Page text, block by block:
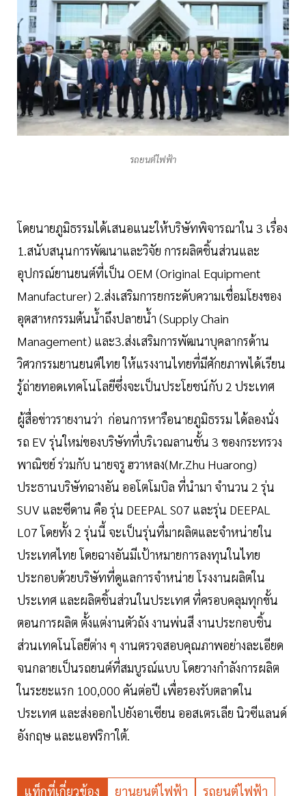
รถยนต์ไฟฟ้า
โดยนายภูมิธรรมได้เสนอแนะให้บริษัทพิจารณาใน 3 เรื่อง
1.สนับสนุนการพัฒนาและวิจัย การผลิตชิ้นส่วนและ
อุปกรณ์ยานยนต์ที่เป็น OEM (Original Equipment
Manufacturer) 2.ส่งเสริมการยกระดับความเชื่อมโยงของ
อุตสาหกรรมต้นน้ำถึงปลายน้ำ (Supply Chain
Management) และ3.ส่งเสริมการพัฒนาบุคลากรด้าน
วิศวกรรมยานยนต์ไทย ให้แรงงานไทยที่มีศักยภาพได้เรียน
รู้ถ่ายทอดเทคโนโลยีซึ่งจะเป็นประโยชน์กับ 2 ประเทศ
ผู้สื่อข่าวรายงานว่า ก่อนการหารือนายภูมิธรรม ได้ลองนั่ง
รถ EV รุ่นใหม่ของบริษัทที่บริเวณลานชั้น 3 ของกระทรวง
พาณิชย์ ร่วมกับ นายจรู ฮวาหลง(Mr.Zhu Huarong)
ประธานบริษัทฉางอัน ออโตโมบิล ที่นำมา จำนวน 2 รุ่น
SUV และซีดาน คือ รุ่น DEEPAL S07 และรุ่น DEEPAL
L07 โดยทั้ง 2 รุ่นนี้ จะเป็นรุ่นที่มาผลิตและจำหน่ายใน
ประเทศไทย โดยฉางอันมีเป้าหมายการลงทุนในไทย
ประกอบด้วยบริษัทที่ดูแลการจำหน่าย โรงงานผลิตใน
ประเทศ และผลิตชิ้นส่วนในประเทศ ที่ครอบคลุมทุกขั้น
ตอนการผลิต ตั้งแต่งานตัวถัง งานพ่นสี งานประกอบชิ้น
ส่วนเทคโนโลยีต่าง ๆ งานตรวจสอบคุณภาพอย่างละเอียด
จนกลายเป็นรถยนต์ที่สมบูรณ์แบบ โดยวางกำลังการผลิต
ในระยะแรก 100,000 คันต่อปี เพื่อรองรับตลาดใน
ประเทศ และส่งออกไปยังอาเซียน ออสเตรเลีย นิวซีแลนด์
อังกฤษ และแอฟริกาใต้.
แท็กที่เกี่ยวข้อง ยานยนต์ไฟฟ้า รถยนต์ไฟฟ้า